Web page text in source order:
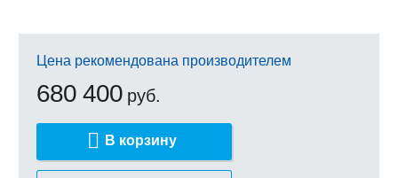
Цена рекомендована производителем
680 400руб.
В корзину